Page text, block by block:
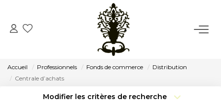
ACCUEIL
Accueil Professionnels Fonds de commerce
Distribution
Centrale d’achats
Modifier les critères de recherche